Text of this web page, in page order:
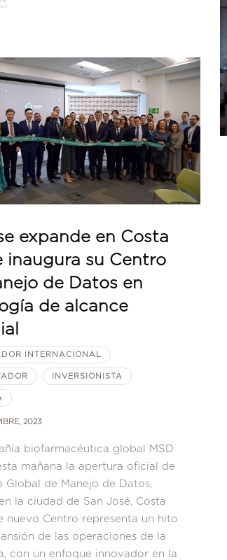
expande en Costa
inaugura su Centro
de Datos en
de alcance
INTERNACIONAL
INVERSIONISTA
2023
biofarmacéutica global MSD
mañana la apertura oficial de
Global de Manejo de Datos,
la ciudad de San José, Costa
nuevo Centro representa un hito
de las operaciones de la
con un enfoque innovador en la